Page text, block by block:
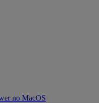
no MacOS